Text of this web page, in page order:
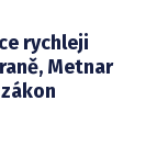
rychleji
Metnar